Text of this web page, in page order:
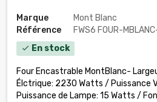
Marque
Mont Blanc
Référence
FWS6 FOUR-
check En stock
Four Encastrable MontBlanc-
Élctrique: 2230 Watts / Puissance
Puissance de Lampe: 15 Watts /